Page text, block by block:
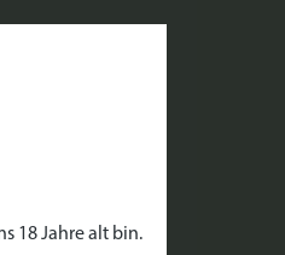
18 Jahre alt bin.